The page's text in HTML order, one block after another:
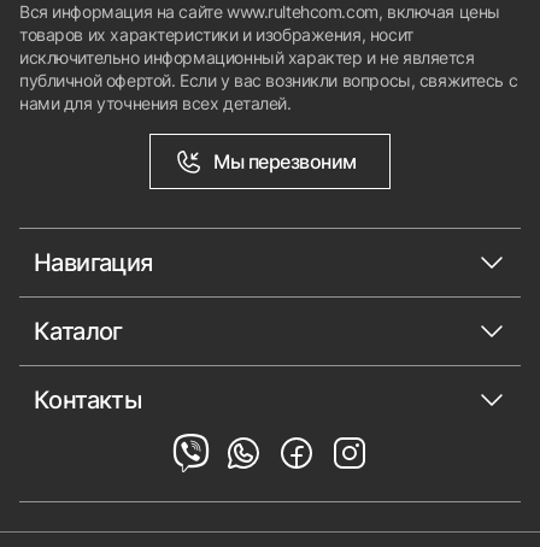
Вся информация на сайте www.rultehcom.com, включая цены
товаров их характеристики и изображения, носит
исключительно информационный характер и не является
публичной офертой. Если у вас возникли вопросы, свяжитесь с
нами для уточнения всех деталей.
Мы перезвоним
Навигация
Каталог
Контакты